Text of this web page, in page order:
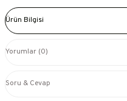
Ürün Bilgisi
Yorumlar (0)
Soru & Cevap